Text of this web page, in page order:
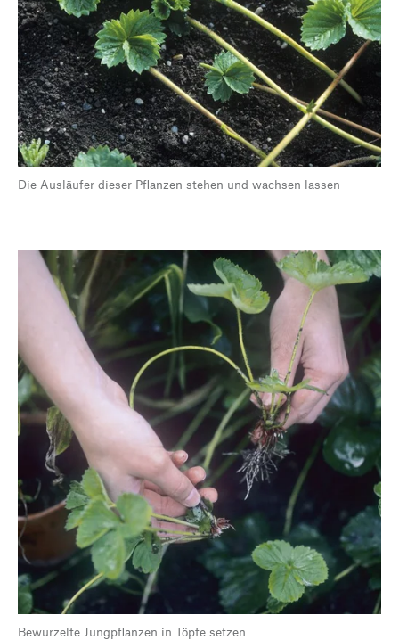
Die Ausläufer dieser Pflanzen stehen und wachsen lassen
Bewurzelte Jungpflanzen in Töpfe setzen